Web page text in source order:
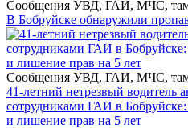
Сообщения УВД, ГАИ, МЧС,
В Бобруйске обнаружили
Сообщения УВД, ГАИ, МЧС,
41-летний нетрезвый водитель
сотрудниками ГАИ в
и лишение прав на 5 лет